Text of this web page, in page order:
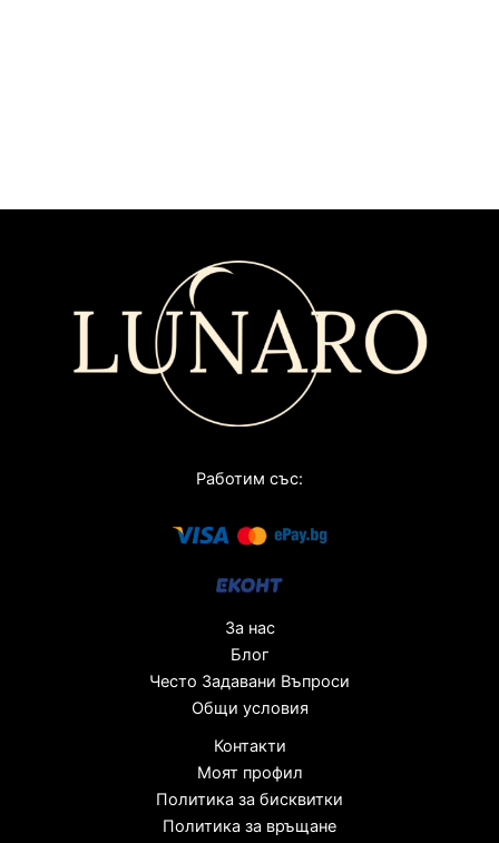
Работим със:
За нас
Блог
Често Задавани Въпроси
Общи условия
Контакти
Моят профил
Политика за бисквитки
Политика за връщане